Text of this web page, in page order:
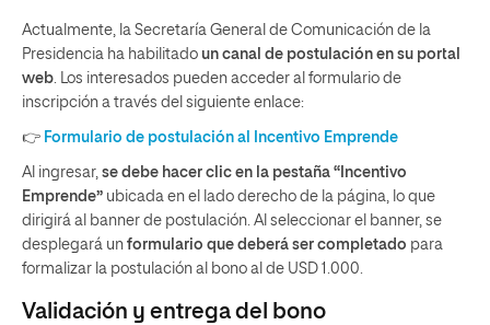
Actualmente, la Secretaría General de Comunicación de la
Presidencia ha habilitado un canal de postulación en su portal
web. Los interesados pueden acceder al formulario de
inscripción a través del siguiente enlace:​
👉 Formulario de postulación al Incentivo Emprende
Al ingresar, se debe hacer clic en la pestaña “Incentivo
Emprende” ubicada en el lado derecho de la página, lo que
dirigirá al banner de postulación. Al seleccionar el banner, se
desplegará un formulario que deberá ser completado para
formalizar la postulación al bono al de USD 1.000. ​
Validación y entrega del bono